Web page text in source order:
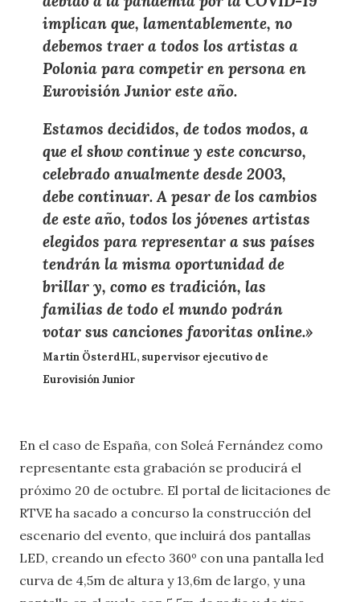
implican que, lamentablemente, no
debemos traer a todos los artistas a
Polonia para competir en persona en
Eurovisión Junior este año.
Estamos decididos, de todos modos, a
que el show continue y este concurso,
celebrado anualmente desde 2003,
debe continuar. A pesar de los cambios
de este año, todos los jóvenes artistas
elegidos para representar a sus países
tendrán la misma oportunidad de
brillar y, como es tradición, las
familias de todo el mundo podrán
votar sus canciones favoritas online.»
Martin ÖsterdHL, supervisor ejecutivo de
Eurovisión Junior
En el caso de España, con Soleá Fernández como
representante esta grabación se producirá el
próximo 20 de octubre. El portal de licitaciones de
RTVE ha sacado a concurso la construcción del
escenario del evento, que incluirá dos pantallas
LED, creando un efecto 360º con una pantalla led
curva de 4,5m de altura y 13,6m de largo, y una